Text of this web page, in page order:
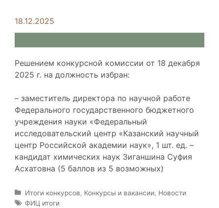
18.12.2025
Решением конкурсной комиссии от 18 декабря
2025 г. на должность избран:
– заместитель директора по научной работе
Федерального государственного бюджетного
учреждения науки «Федеральный
исследовательский центр «Казанский научный
центр Российской академии наук», 1 шт. ед. –
кандидат химических наук Зиганшина Суфия
Асхатовна (5 баллов из 5 возможных)
Р
у
Итоги конкурсов, Конкурсы и вакансии, Новости
М
ФИЦ итоги